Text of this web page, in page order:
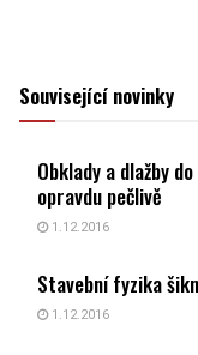
Související novinky
Obklady a dlažby
opravdu pečlivě
1.12.2016
Stavební fyzika
1.12.2016